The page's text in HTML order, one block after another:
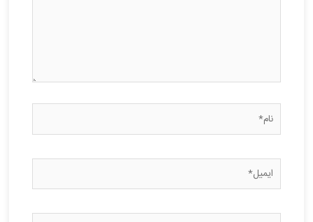
نام*
ایمیل*